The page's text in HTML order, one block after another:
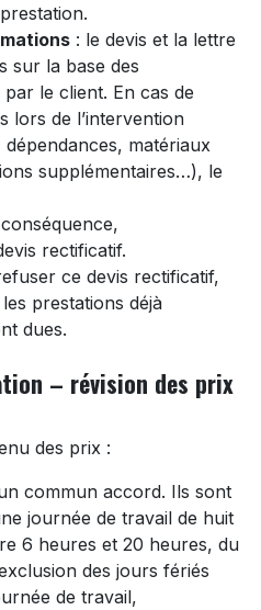
: le devis et la lettre
sur la base des
le client. En cas de
lors de l’intervention
matériaux
supplémentaires…), le
rectificatif.
ce devis rectificatif,
prestations déjà
dues.
– révision des prix
des prix :
commun accord. Ils sont
journée de travail de huit
6 heures et 20 heures, du
des jours fériés
de travail,